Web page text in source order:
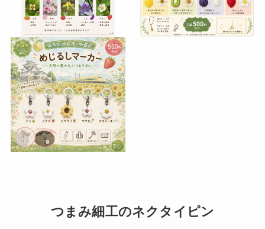
つまみ細工のネクタイピン